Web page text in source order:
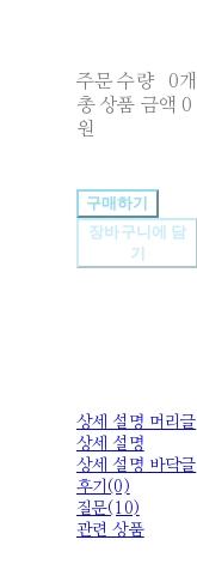
주문 수량
0개
총 상품 금액 0
원
구매하기
장바구니에 담
기
상세 설명 머리글
상세 설명
상세 설명 바닥글
후기(0)
질문(10)
관련 상품